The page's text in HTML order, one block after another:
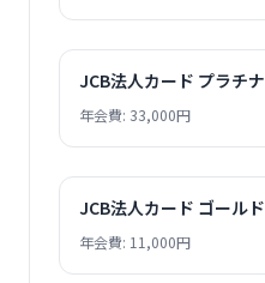
JCB法人カード プラチナ
年会費: 33,000円
JCB法人カード ゴールド
年会費: 11,000円